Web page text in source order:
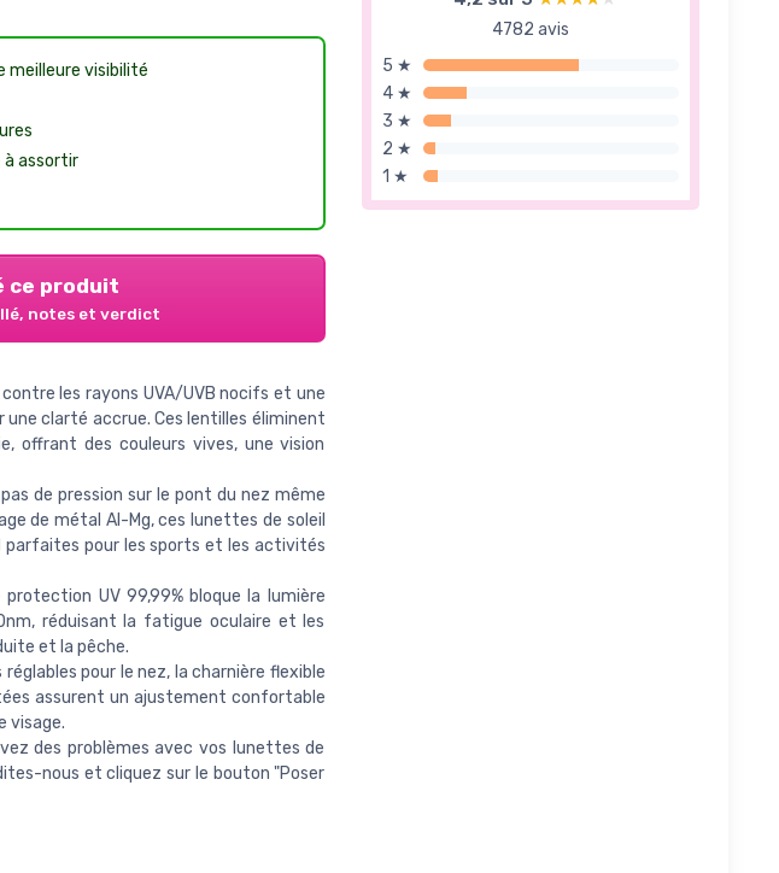
4782 avis
5 ★
4 ★
3 ★
2 ★
1 ★
meilleure visibilité
à assortir
ce produit
notes et verdict
les rayons UVA/UVB nocifs et une
une clarté accrue. Ces lentilles éliminent
offrant des couleurs vives, une vision
de pression sur le pont du nez même
de métal Al-Mg, ces lunettes de soleil
parfaites pour les sports et les activités
UV 99,99% bloque la lumière
réduisant la fatigue oculaire et les
et la pêche.
pour le nez, la charnière flexible
assurent un ajustement confortable
visage.
des problèmes avec vos lunettes de
nous et cliquez sur le bouton "Poser